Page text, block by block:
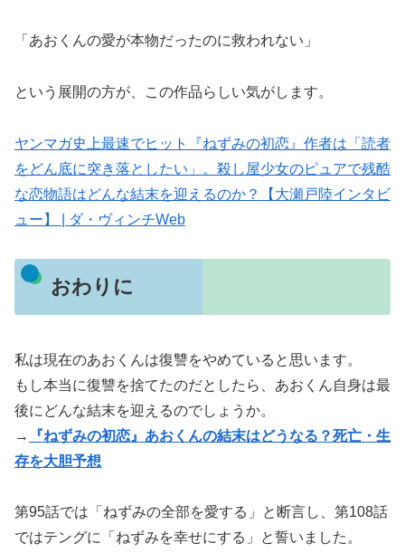
「あおくんの愛が本物だったのに救われない」
という展開の方が、この作品らしい気がします。
ヤンマガ史上最速でヒット『ねずみの初恋』作者は「読者
をどん底に突き落としたい」。殺し屋少女のピュアで残酷
な恋物語はどんな結末を迎えるのか？【大瀬戸陸インタビ
ュー】 | ダ・ヴィンチWeb
おわりに
私は現在のあおくんは復讐をやめていると思います。
もし本当に復讐を捨てたのだとしたら、あおくん自身は最
後にどんな結末を迎えるのでしょうか。
→
『ねずみの初恋』あおくんの結末はどうなる？死亡・生
存を大胆予想
第95話では「ねずみの全部を愛する」と断言し、第108話
ではテングに「ねずみを幸せにする」と誓いました。